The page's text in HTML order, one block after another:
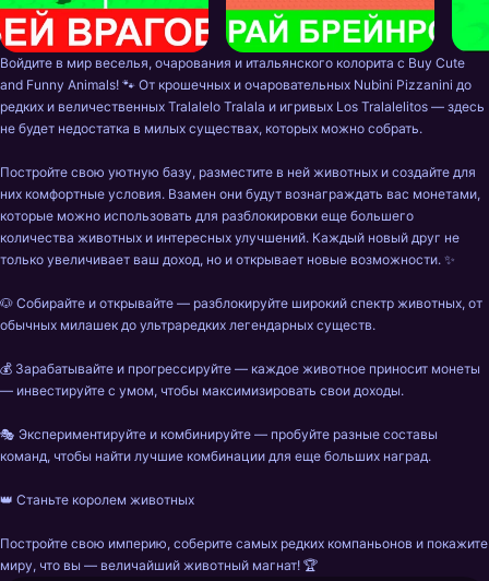
Войдите в мир веселья, очарования и итальянского колорита с Buy Cute
and Funny Animals! 🐾 От крошечных и очаровательных Nubini Pizzanini до
редких и величественных Tralalelo Tralala и игривых Los Tralalelitos — здесь
не будет недостатка в милых существах, которых можно собрать.
Постройте свою уютную базу, разместите в ней животных и создайте для
них комфортные условия. Взамен они будут вознаграждать вас монетами,
которые можно использовать для разблокировки еще большего
количества животных и интересных улучшений. Каждый новый друг не
только увеличивает ваш доход, но и открывает новые возможности. ✨
🐶 Собирайте и открывайте — разблокируйте широкий спектр животных, от
обычных милашек до ультраредких легендарных существ.
💰 Зарабатывайте и прогрессируйте — каждое животное приносит монеты
— инвестируйте с умом, чтобы максимизировать свои доходы.
🎭 Экспериментируйте и комбинируйте — пробуйте разные составы
команд, чтобы найти лучшие комбинации для еще больших наград.
👑 Станьте королем животных
Постройте свою империю, соберите самых редких компаньонов и покажите
миру, что вы — величайший животный магнат! 🏆